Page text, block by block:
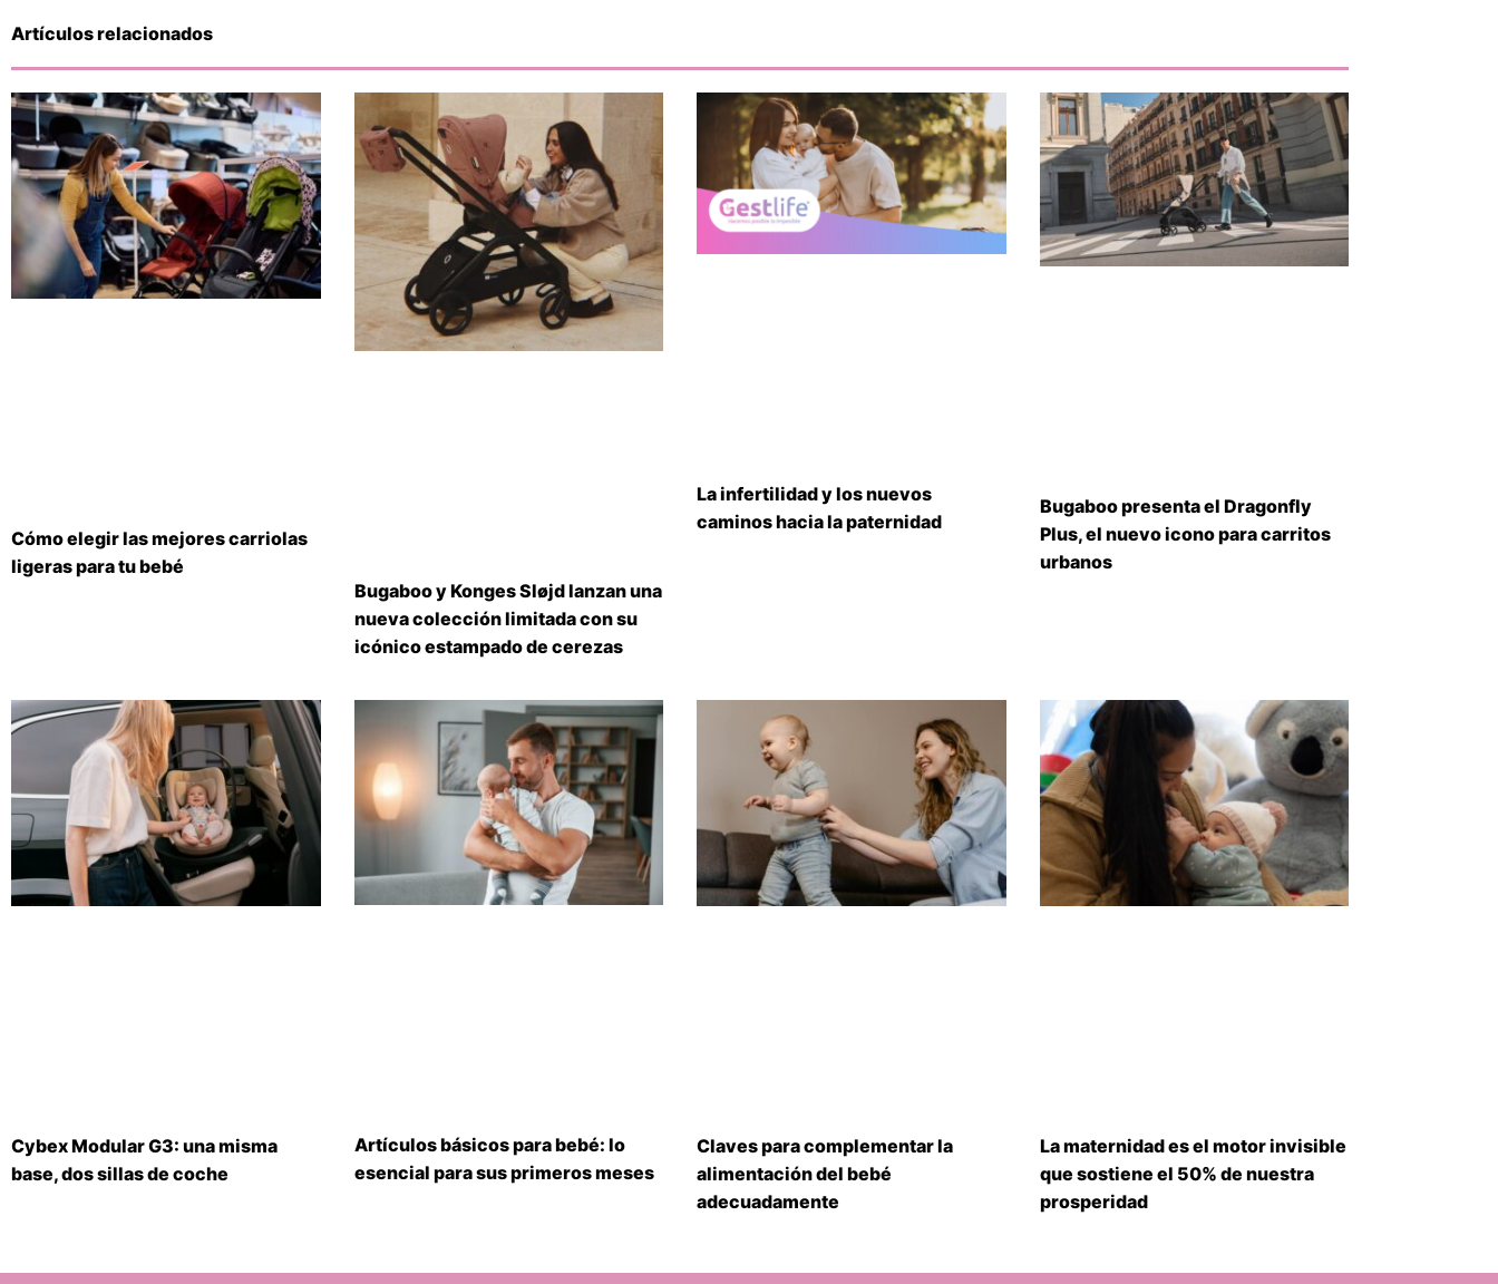
Artículos relacionados
Cómo elegir las mejores carriolas
ligeras para tu bebé
Bugaboo y Konges Sløjd lanzan una
nueva colección limitada con su
icónico estampado de cerezas
La infertilidad y los nuevos
caminos hacia la paternidad
Bugaboo presenta el Dragonfly
Plus, el nuevo icono para carritos
urbanos
Cybex Modular G3: una misma
base, dos sillas de coche
Artículos básicos para bebé: lo
esencial para sus primeros meses
Claves para complementar la
alimentación del bebé
adecuadamente
La maternidad es el motor invisible
que sostiene el 50% de nuestra
prosperidad